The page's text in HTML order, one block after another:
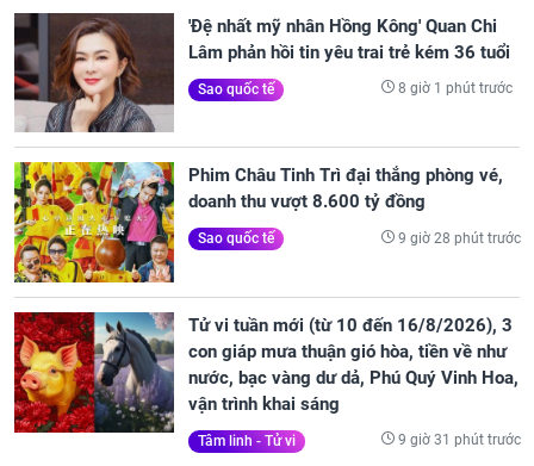
'Đệ nhất mỹ nhân Hồng Kông' Quan Chi
Lâm phản hồi tin yêu trai trẻ kém 36 tuổi
Sao quốc tế 8 giờ 1 phút trước
Phim Châu Tinh Trì đại thắng phòng vé,
doanh thu vượt 8.600 tỷ đồng
Sao quốc tế 9 giờ 28 phút trước
Tử vi tuần mới (từ 10 đến 16/8/2026), 3
con giáp mưa thuận gió hòa, tiền về như
nước, bạc vàng dư dả, Phú Quý Vinh Hoa,
vận trình khai sáng
Tâm linh - Tử vi 9 giờ 31 phút trước